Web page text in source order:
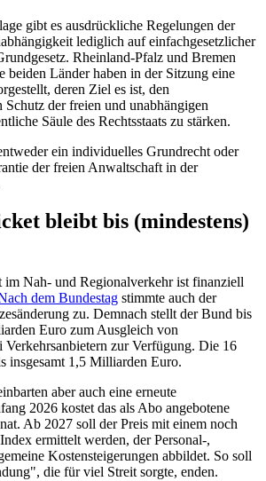
gibt es ausdrückliche Regelungen der
lediglich auf einfachgesetzlicher
Rheinland-Pfalz und Bremen
beiden Länder haben in der Sitzung eine
deren Ziel es ist, den
Schutz der freien und unabhängigen
Säule des Rechtsstaats zu stärken.
ein individuelles Grundrecht oder
der freien Anwaltschaft in der
bleibt bis (mindestens)
im Nah- und Regionalverkehr ist finanziell
dem Bundestag stimmte auch der
zu. Demnach stellt der Bund bis
Euro zum Ausgleich von
Verkehrsanbietern zur Verfügung. Die 16
insgesamt 1,5 Milliarden Euro.
aber auch eine erneute
2026 kostet das als Abo angebotene
Ab 2027 soll der Preis mit einem noch
ermittelt werden, der Personal-,
Kostensteigerungen abbildet. So soll
die für viel Streit sorgte, enden.